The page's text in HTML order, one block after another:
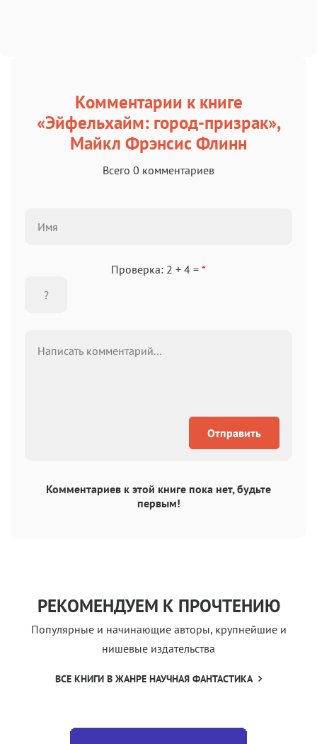
Комментарии к книге
«Эйфельхайм: город-призрак»,
Майкл Фрэнсис Флинн
Всего 0 комментариев
Проверка: 2 + 4 = *
Отправить
Комментариев к этой книге пока нет, будьте
первым!
РЕКОМЕНДУЕМ К ПРОЧТЕНИЮ
Популярные и начинающие авторы, крупнейшие и
нишевые издательства
ВСЕ КНИГИ В ЖАНРЕ НАУЧНАЯ ФАНТАСТИКА